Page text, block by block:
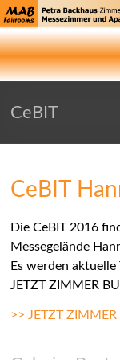
CeBIT
CeBIT
Die CeBIT 2016
Messegelände
Es werden
JETZT ZIMMER
>> JETZT